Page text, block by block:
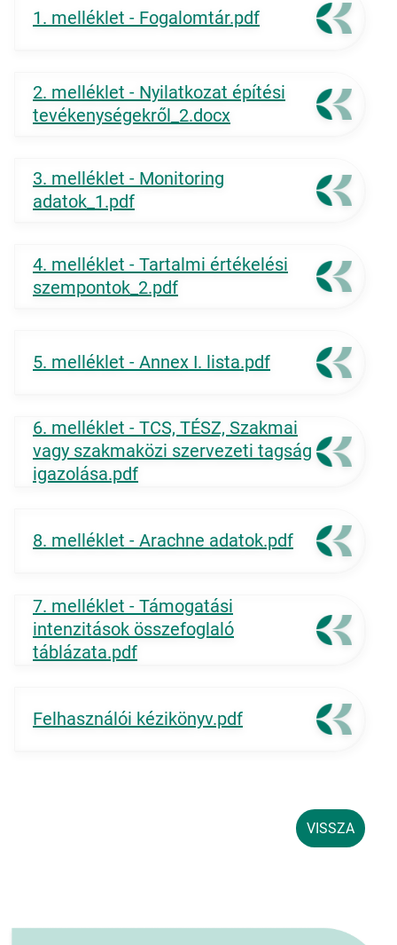
1. melléklet - Fogalomtár.pdf
2. melléklet - Nyilatkozat építési
tevékenységekről_2.docx
3. melléklet - Monitoring
adatok_1.pdf
4. melléklet - Tartalmi értékelési
szempontok_2.pdf
5. melléklet - Annex I. lista.pdf
6. melléklet - TCS, TÉSZ, Szakmai
vagy szakmaközi szervezeti tagság
igazolása.pdf
8. melléklet - Arachne adatok.pdf
7. melléklet - Támogatási
intenzitások összefoglaló
táblázata.pdf
Felhasználói kézikönyv.pdf
VISSZA